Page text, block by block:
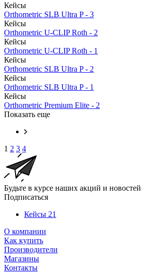
Кейсы
Orthometric SLB Ultra P - 3
Кейсы
Orthometric U-CLIP Roth - 2
Кейсы
Orthometric U-CLIP Roth - 1
Кейсы
Orthometric SLB Ultra P - 2
Кейсы
Orthometric SLB Ultra P - 1
Кейсы
Orthometric Premium Elite - 2
Показать еще
1 2 3 4
Будьте в курсе наших акций и новостей
Подписаться
Кейсы 21
О компании
Как купить
Производители
Магазины
Контакты